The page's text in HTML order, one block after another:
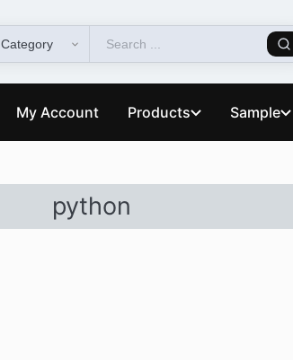
My Account Products Sample
python